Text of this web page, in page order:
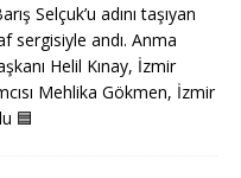
Selçuk’u adını taşıyan
sergisiyle andı. Anma
Helil Kınay, İzmir
Mehlika Gökmen, İzmir
🟦